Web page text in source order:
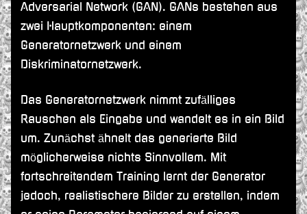
Adversarial Network (GAN). GANs bestehen aus
zwei Hauptkomponenten: einem
Generatornetzwerk und einem
Diskriminatornetzwerk.
Das Generatornetzwerk nimmt zufälliges
Rauschen als Eingabe und wandelt es in ein Bild
um. Zunächst ähnelt das generierte Bild
möglicherweise nichts Sinnvollem. Mit
fortschreitendem Training lernt der Generator
jedoch, realistischere Bilder zu erstellen, indem